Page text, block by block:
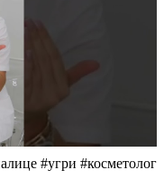
#угри #косметолог